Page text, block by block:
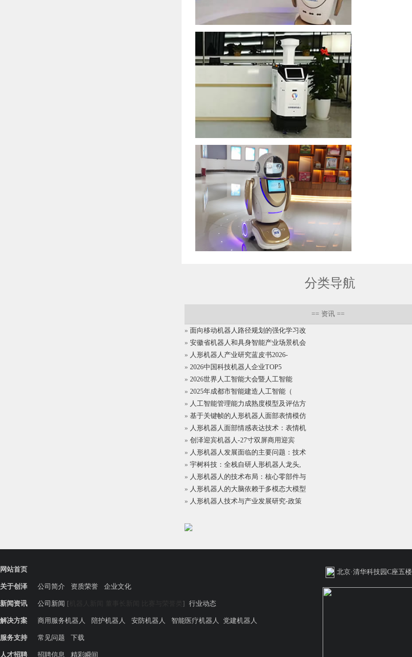
分类导航
== 资讯 ==
» 面向移动机器人路径规划的强化学习改
» 安徽省机器人和具身智能产业场景机会
» 人形机器人产业研究蓝皮书2026-
» 2026中国科技机器人企业TOP5
» 2026世界人工智能大会暨人工智能
» 2025年成都市智能建造人工智能（
» 人工智能管理能力成熟度模型及评估方
» 基于关键帧的人形机器人面部表情模仿
» 人形机器人面部情感表达技术：表情机
» 创泽迎宾机器人-27寸双屏商用迎宾
» 人形机器人发展面临的主要问题：技术
» 宇树科技：全栈自研人形机器人龙头,
» 人形机器人的技术布局：核心零部件与
» 人形机器人的大脑依赖于多模态大模型
» 人形机器人技术与产业发展研究-政策
网站首页
关于创泽 公司简介 资质荣誉 企业文化
新闻资讯 公司新闻 [ ] 行业动态
解决方案 商用服务机器人 陪护机器人 安防机器人 智能医疗机器人 党建机器人
服务支持 常见问题 下载
人才招聘 招聘信息 精彩瞬间
北京·清华科技园C座五楼